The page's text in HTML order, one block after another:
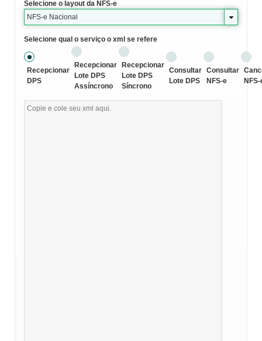
Selecione o layout da NFS-e
NFS-e Nacional
Selecione qual o serviço o xml se refere
Recepcionar
DPS
Recepcionar
Lote DPS
Assíncrono
Recepcionar
Lote DPS
Síncrono
Consultar
Lote DPS
Consultar
NFS-e
NFS-